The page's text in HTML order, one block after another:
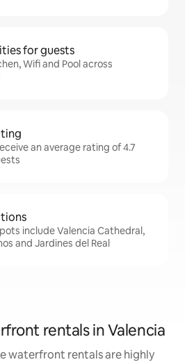
for guests
Wifi and Pool across
an average rating of 4.7
include Valencia Cathedral,
and Jardines del Real
rentals in Valencia
waterfront rentals are highly